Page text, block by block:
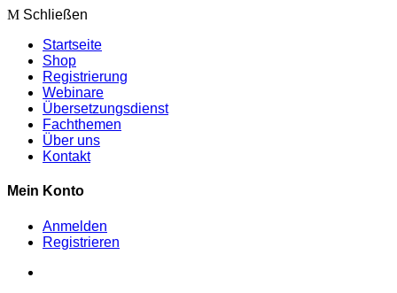
Schließen
Startseite
Shop
Registrierung
Webinare
Übersetzungsdienst
Fachthemen
Über uns
Kontakt
Mein Konto
Anmelden
Registrieren